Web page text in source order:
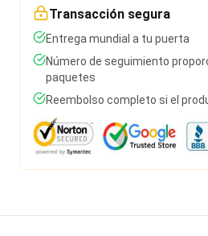
Transacción segura
Entrega mundial a tu puerta
Número de seguimiento
paquetes
Reembolso completo si el